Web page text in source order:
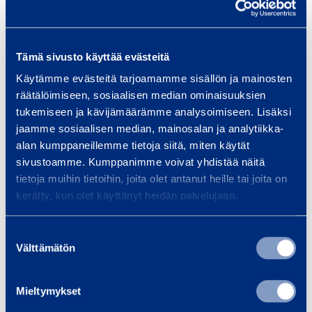
Tämä sivusto käyttää evästeitä
Käytämme evästeitä tarjoamamme sisällön ja mainosten
räätälöimiseen, sosiaalisen median ominaisuuksien
tukemiseen ja kävijämäärämme analysoimiseen. Lisäksi
jaamme sosiaalisen median, mainosalan ja analytiikka-
alan kumppaneillemme tietoja siitä, miten käytät
sivustoamme. Kumppanimme voivat yhdistää näitä
tietoja muihin tietoihin, joita olet antanut heille tai joita on
kerätty, kun olet käyttänyt heidän palvelujaan.
valinta
Välttämätön
Mieltymykset
a
v
a
u
n
u
4
0
Roskavaunu 400 l
STARKE ARVID 400L
6,46 € / päivä (alv 0 %)
Lisää koriin
6,46 €